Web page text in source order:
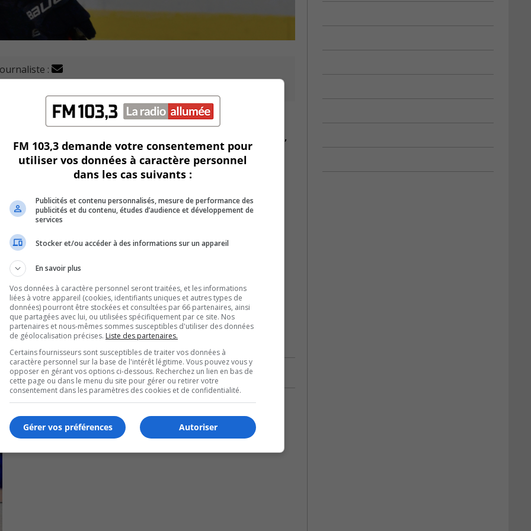
:
Français a facilement vaincu la nouvelle équipe de la ligue,
par la marque de 14 à 3.
rencontre.
ont touché la cible à deux reprises.
aussi compté deux buts dans la victoire.
16 septembre, au Colisée Jean-Béliveau.
FM 103,3 demande votre consentement pour
utiliser vos données à caractère personnel
dans les cas suivants :
Publicités et contenu personnalisés, mesure de performance des
publicités et du contenu, études d’audience et développement de
services
Stocker et/ou accéder à des informations sur un appareil
En savoir plus
Vos données à caractère personnel seront traitées, et les informations
liées à votre appareil (cookies, identifiants uniques et autres types de
données) pourront être stockées et consultées par 66 partenaires, ainsi
que partagées avec lui, ou utilisées spécifiquement par ce site. Nos
partenaires et nous-mêmes sommes susceptibles d'utiliser des données
de géolocalisation précises. Liste des partenaires.
Certains fournisseurs sont susceptibles de traiter vos données à
caractère personnel sur la base de l'intérêt légitime. Vous pouvez vous y
opposer en gérant vos options ci-dessous. Recherchez un lien en bas de
cette page ou dans le menu du site pour gérer ou retirer votre
consentement dans les paramètres des cookies et de confidentialité.
Autoriser
Gérer vos préférences